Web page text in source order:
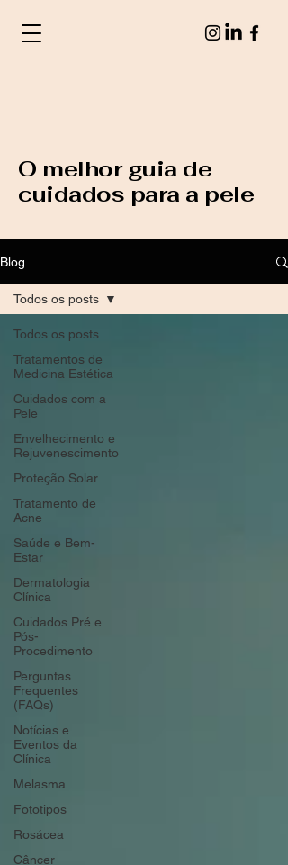
O melhor guia de
cuidados para a pele
Blog
Todos os posts
Tratamentos de
Medicina Estética
Cuidados com a
Pele
Envelhecimento e
Rejuvenescimento
Proteção Solar
Tratamento de
Acne
Saúde e Bem-
Estar
Dermatologia
Clínica
Cuidados Pré e
Pós-
Procedimento
Perguntas
Frequentes
(FAQs)
Notícias e
Eventos da
Clínica
Melasma
Fototipos
Rosácea
Câncer
Todos os posts